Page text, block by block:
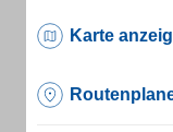
Karte